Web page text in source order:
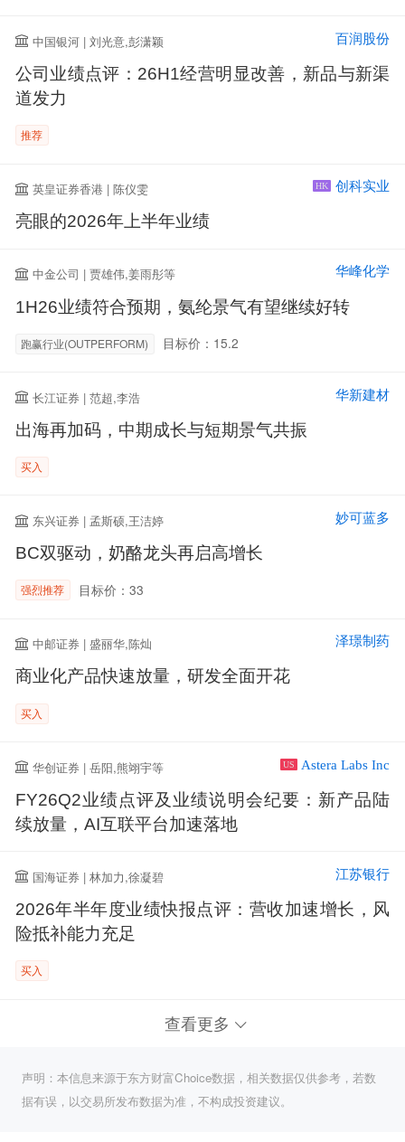
中国银河 | 刘光意,彭潇颖 百润股份
公司业绩点评：26H1经营明显改善，新品与新渠
道发力
推荐
英皇证券香港 | 陈仪雯 HK 创科实业
亮眼的2026年上半年业绩
中金公司 | 贾雄伟,姜雨彤等 华峰化学
1H26业绩符合预期，氨纶景气有望继续好转
跑赢行业(OUTPERFORM) 目标价：15.2
长江证券 | 范超,李浩 华新建材
出海再加码，中期成长与短期景气共振
买入
东兴证券 | 孟斯硕,王洁婷 妙可蓝多
BC双驱动，奶酪龙头再启高增长
强烈推荐 目标价：33
中邮证券 | 盛丽华,陈灿 泽璟制药
商业化产品快速放量，研发全面开花
买入
华创证券 | 岳阳,熊翊宇等 US Astera Labs Inc
FY26Q2业绩点评及业绩说明会纪要：新产品陆
续放量，AI互联平台加速落地
国海证券 | 林加力,徐凝碧 江苏银行
2026年半年度业绩快报点评：营收加速增长，风
险抵补能力充足
买入
查看更多
声明：本信息来源于东方财富Choice数据，相关数据仅供参考，若数
据有误，以交易所发布数据为准，不构成投资建议。